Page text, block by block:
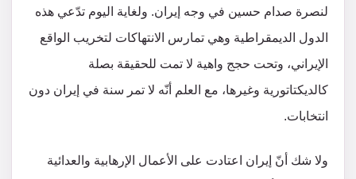
لنصرة صدام حسين في وجه إيران. ولغاية اليوم تدّعي هذه
الدول الديمقراطية وهي تمارس الانتهاكات لتخريب الواقع
الإيراني، وتحت حجج واهية لا تمت للحقيقة بصلة
كالديكتاتورية وغيرها، مع العلم أنّه لا تمر سنة في إيران دون
انتخابات.
ولا شك أنّ إيران اعتادت على الأعمال الإرهابية والعدائية